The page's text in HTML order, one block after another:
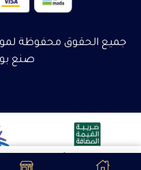
جميع الحقوق محفوظة
صنع